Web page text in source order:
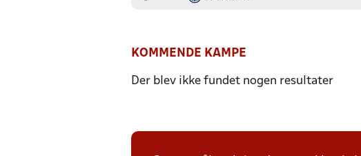
KOMMENDE KAMPE
Der blev ikke fundet nogen resultater